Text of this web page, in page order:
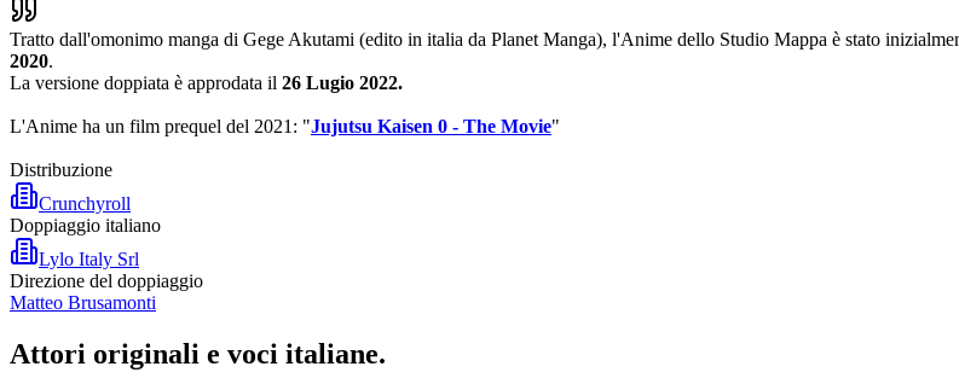
Tratto dall'omonimo manga di Gege Akutami (edito in italia da Planet Manga), l'Anime dello Studio Mappa è stato
2020.
La versione doppiata è approdata il 26 Lugio 2022.
L'Anime ha un film prequel del 2021: "Jujutsu Kaisen 0 - The Movie"
Distribuzione
Crunchyroll
Doppiaggio italiano
Lylo Italy Srl
Direzione del doppiaggio
Matteo Brusamonti
Attori originali e voci italiane.